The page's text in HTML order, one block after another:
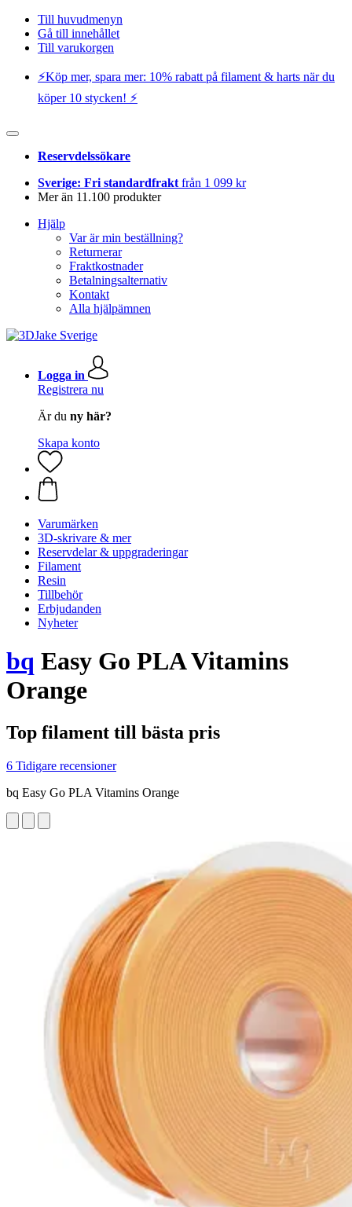
Till huvudmenyn
Gå till innehållet
Till varukorgen
⚡️Köp mer, spara mer: 10% rabatt på filament & harts när du
köper 10 stycken! ⚡️
Reservdelssökare
Sverige: Fri standardfrakt från 1 099 kr
Mer än 11.100 produkter
Hjälp
Var är min beställning?
Returnerar
Fraktkostnader
Betalningsalternativ
Kontakt
Alla hjälpämnen
Logga in
Registrera nu
Är du ny här?
Skapa konto
Varumärken
3D-skrivare & mer
Reservdelar & uppgraderingar
Filament
Resin
Tillbehör
Erbjudanden
Nyheter
bq Easy Go PLA Vitamins
Orange
Top filament till bästa pris
6 Tidigare recensioner
bq Easy Go PLA Vitamins Orange